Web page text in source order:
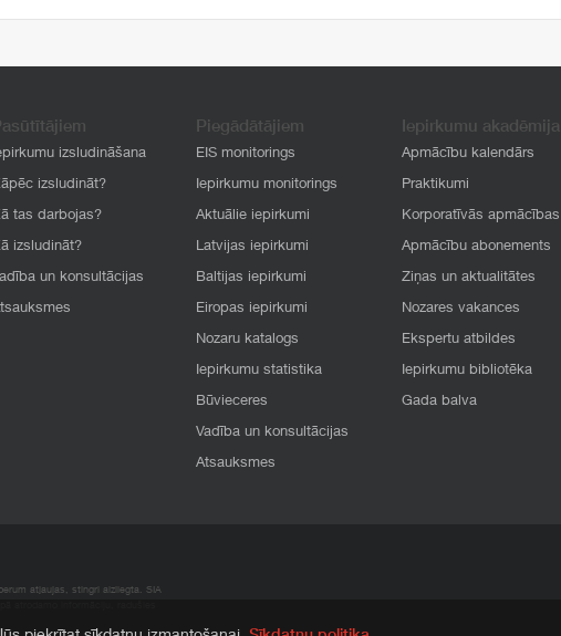
izsludināšana
izsludināt?
tas darbojas?
izsludināt?
un konsultācijas
Piegādātājiem
EIS monitorings
Iepirkumu monitorings
Aktuālie iepirkumi
Latvijas iepirkumi
Baltijas iepirkumi
Eiropas iepirkumi
Nozaru katalogs
Iepirkumu statistika
Būvieceres
Vadība un konsultācijas
Atsauksmes
Iepirkumu akadēmija
Apmācību kalendārs
Praktikumi
Korporatīvās apmācības
Apmācību abonements
Ziņas un aktualitātes
Nozares vakances
Ekspertu atbildes
Iepirkumu bibliotēka
Gada balva
atļaujas, stingri aizliegta. SIA